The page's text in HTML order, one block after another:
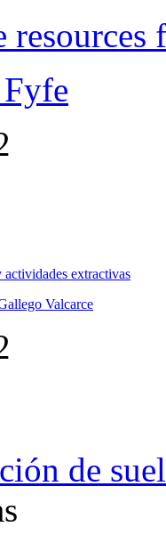
extractivas
Valcarce
de